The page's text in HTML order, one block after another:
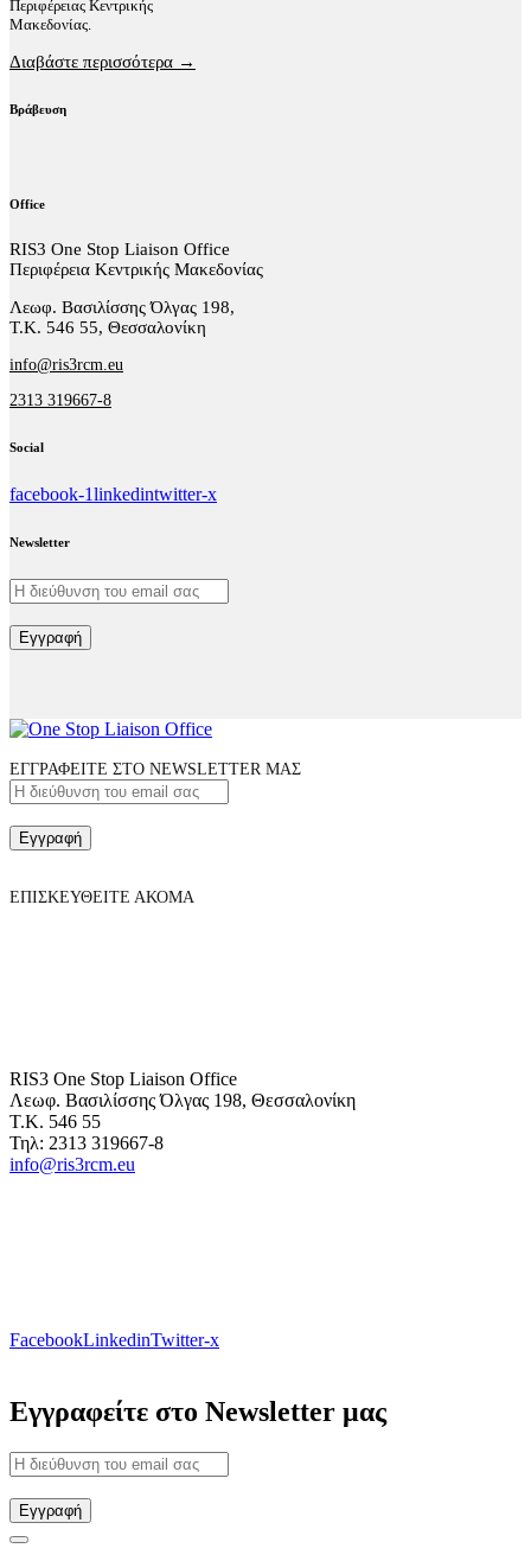
Περιφέρειας Κεντρικής
Μακεδονίας.
Διαβάστε περισσότερα →
Βράβευση
Office
RIS3 One Stop Liaison Office
Περιφέρεια Κεντρικής Μακεδονίας
Λεωφ. Βασιλίσσης Όλγας 198,
Τ.Κ. 546 55, Θεσσαλονίκη
info@ris3rcm.eu
2313 319667-8
Social
facebook-1linkedintwitter-x
Newsletter
Εγγραφή
ΕΓΓΡΑΦΕΙΤΕ ΣΤΟ NEWSLETTER ΜΑΣ
Εγγραφή
ΕΠΙΣΚΕΥΘΕΙΤΕ ΑΚΟΜΑ
RIS3 One Stop Liaison Office
Λεωφ. Βασιλίσσης Όλγας 198, Θεσσαλονίκη
Τ.Κ. 546 55
Τηλ: 2313 319667-8
info@ris3rcm.eu
FacebookLinkedinTwitter-x
Εγγραφείτε στο Newsletter μας
Εγγραφή